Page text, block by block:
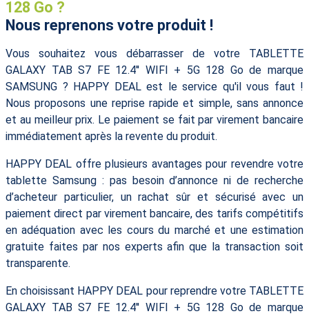
128 Go ?
Nous reprenons votre produit !
Vous souhaitez vous débarrasser de votre TABLETTE
GALAXY TAB S7 FE 12.4'' WIFI + 5G 128 Go de marque
SAMSUNG ? HAPPY DEAL est le service qu'il vous faut !
Nous proposons une reprise rapide et simple, sans annonce
et au meilleur prix. Le paiement se fait par virement bancaire
immédiatement après la revente du produit.
HAPPY DEAL offre plusieurs avantages pour revendre votre
tablette Samsung : pas besoin d’annonce ni de recherche
d’acheteur particulier, un rachat sûr et sécurisé avec un
paiement direct par virement bancaire, des tarifs compétitifs
en adéquation avec les cours du marché et une estimation
gratuite faites par nos experts afin que la transaction soit
transparente.
En choisissant HAPPY DEAL pour reprendre votre TABLETTE
GALAXY TAB S7 FE 12.4'' WIFI + 5G 128 Go de marque